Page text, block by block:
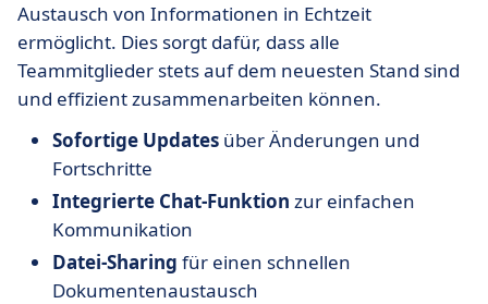
Austausch von Informationen in Echtzeit
ermöglicht. Dies sorgt dafür, dass alle
Teammitglieder stets auf dem neuesten Stand sind
und effizient zusammenarbeiten können.
Sofortige Updates über Änderungen und
Fortschritte
Integrierte Chat-Funktion zur einfachen
Kommunikation
Datei-Sharing für einen schnellen
Dokumentenaustausch